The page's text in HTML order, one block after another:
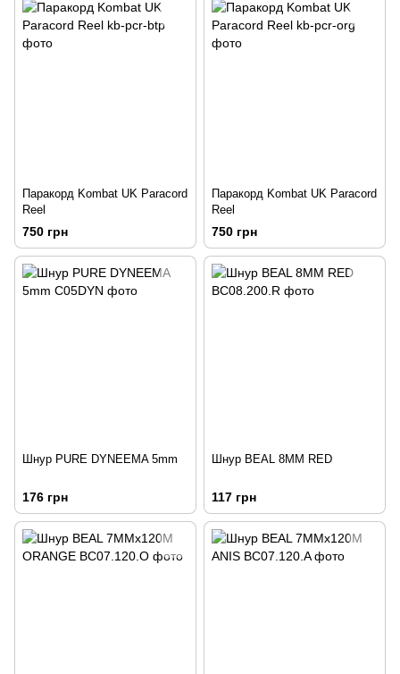
Паракорд Kombat UK Paraсord
Reel
750 грн
Паракорд Kombat UK Paraсord
Reel
750 грн
Шнур PURE DYNEEMA 5mm
176 грн
Шнур BEAL 8MM RED
117 грн